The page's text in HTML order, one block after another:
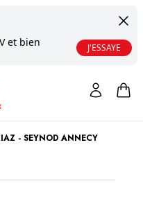
et bien
J'ESSAYE
- SEYNOD ANNECY